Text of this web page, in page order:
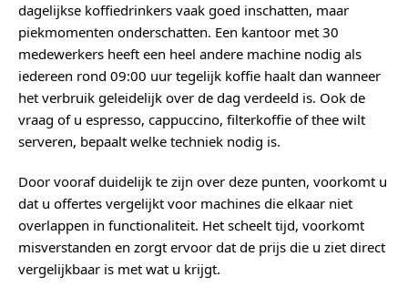
dagelijkse koffiedrinkers vaak goed inschatten, maar
piekmomenten onderschatten. Een kantoor met 30
medewerkers heeft een heel andere machine nodig als
iedereen rond 09:00 uur tegelijk koffie haalt dan wanneer
het verbruik geleidelijk over de dag verdeeld is. Ook de
vraag of u espresso, cappuccino, filterkoffie of thee wilt
serveren, bepaalt welke techniek nodig is.
Door vooraf duidelijk te zijn over deze punten, voorkomt u
dat u offertes vergelijkt voor machines die elkaar niet
overlappen in functionaliteit. Het scheelt tijd, voorkomt
misverstanden en zorgt ervoor dat de prijs die u ziet direct
vergelijkbaar is met wat u krijgt.